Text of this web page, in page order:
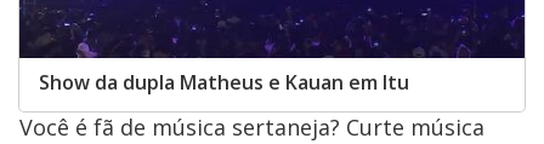
Show da dupla Matheus e Kauan em Itu
Você é fã de música sertaneja? Curte música